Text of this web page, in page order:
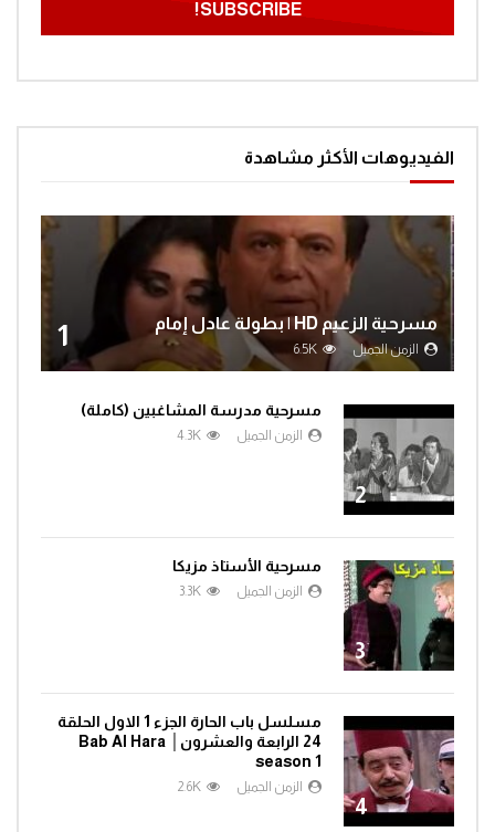
الفيديوهات الأكثر مشاهدة
1 مسرحية الزعيم HD | بطولة عادل إمام
الزمن الجميل 6.5K
2
مسرحية مدرسة المشاغبين (كاملة)
الزمن الجميل 4.3K
3
مسرحية الأستاذ مزيكا
الزمن الجميل 3.3K
4
مسلسل باب الحارة الجزء 1 الاول الحلقة
24 الرابعة والعشرون│ Bab Al Hara
season 1
الزمن الجميل 2.6K